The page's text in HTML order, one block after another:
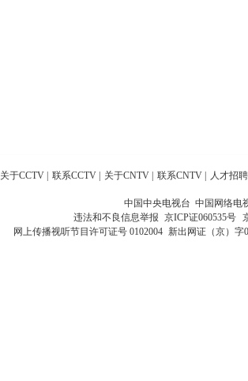
关于CCTV 联系CCTV 关于CNTV 联系CNTV 人才招聘
中国中央电视台 中国网络电
违法和不良信息举报 京ICP证060535号
网上传播视听节目许可证号 0102004 新出网证（京）